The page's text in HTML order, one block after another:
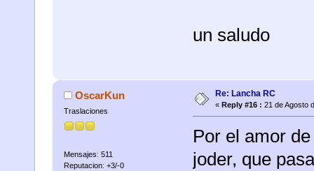
un saludo
OscarKun
Traslaciones
Mensajes: 511
Reputacion: +3/-0
Re: Lancha RC
« Reply #16 : 21 de Agosto
Por el amor
joder, que